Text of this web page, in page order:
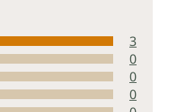
3
0
0
0